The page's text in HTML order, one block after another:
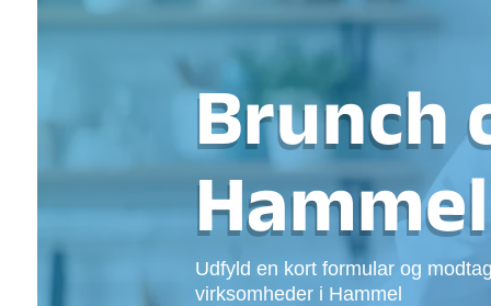
Hårde hvidevare
Hjælp til mobil, pc, tv
Installation af
Møbelsamling og
Ophængning af
Opsætning af
Tømrer
Tunge løft
Underholdning
Brunch
Hammel
Udfyld en kort formular og
virksomheder i Hammel